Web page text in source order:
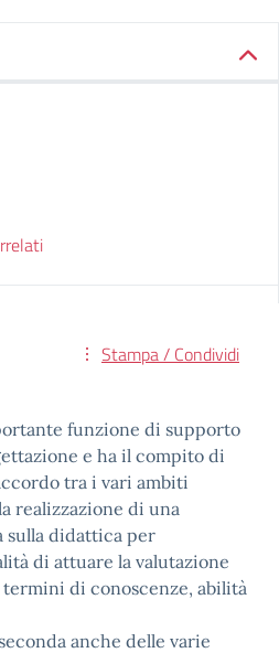
Stampa / Condividi
funzione di supporto
e ha il compito di
tra i vari ambiti
realizzazione di una
sulla didattica per
di attuare la valutazione
di conoscenze, abilità
anche delle varie